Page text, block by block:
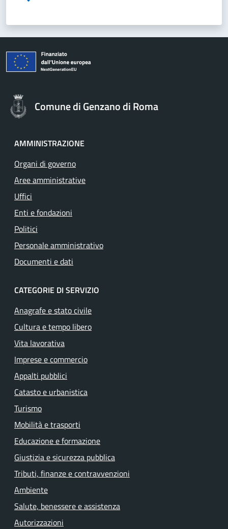
Comune di Genzano di Roma
AMMINISTRAZIONE
Organi di governo
Aree amministrative
Uffici
Enti e fondazioni
Politici
Personale amministrativo
Documenti e dati
CATEGORIE DI SERVIZIO
Anagrafe e stato civile
Cultura e tempo libero
Vita lavorativa
Imprese e commercio
Appalti pubblici
Catasto e urbanistica
Turismo
Mobilità e trasporti
Educazione e formazione
Giustizia e sicurezza pubblica
Tributi, finanze e contravvenzioni
Ambiente
Salute, benessere e assistenza
Autorizzazioni